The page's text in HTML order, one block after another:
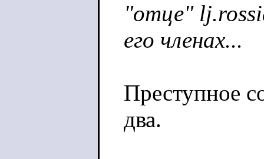
"отце"
его членах...
Преступное
два.